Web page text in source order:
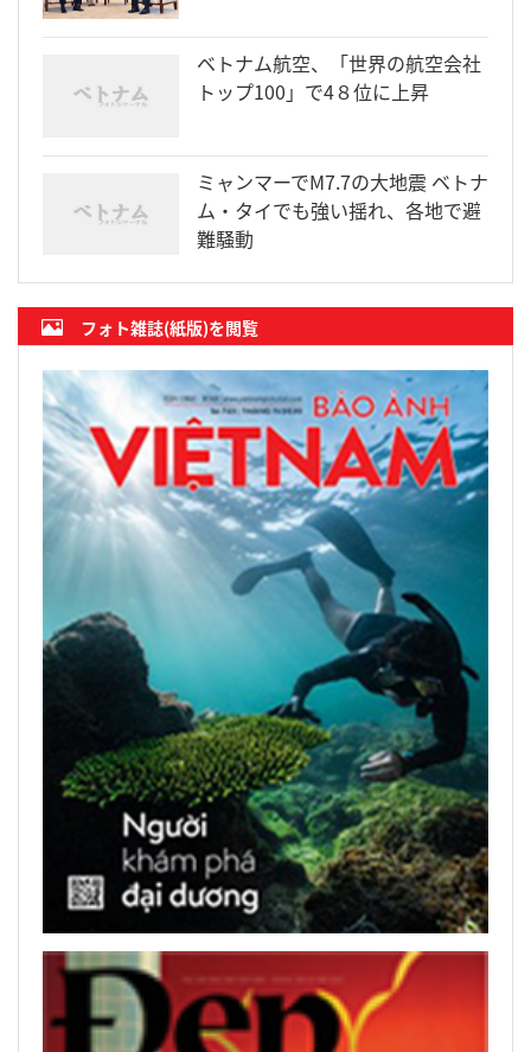
ベトナム航空、「世界の航空会社
トップ100」で4８位に上昇
ミャンマーでM7.7の大地震 ベトナ
ム・タイでも強い揺れ、各地で避
難騒動
フォト雑誌(紙版)を閲覧